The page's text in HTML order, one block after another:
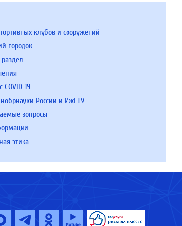
клубов и сооружений
городок
COVID-19
России и ИжГТУ
вопросы
этика